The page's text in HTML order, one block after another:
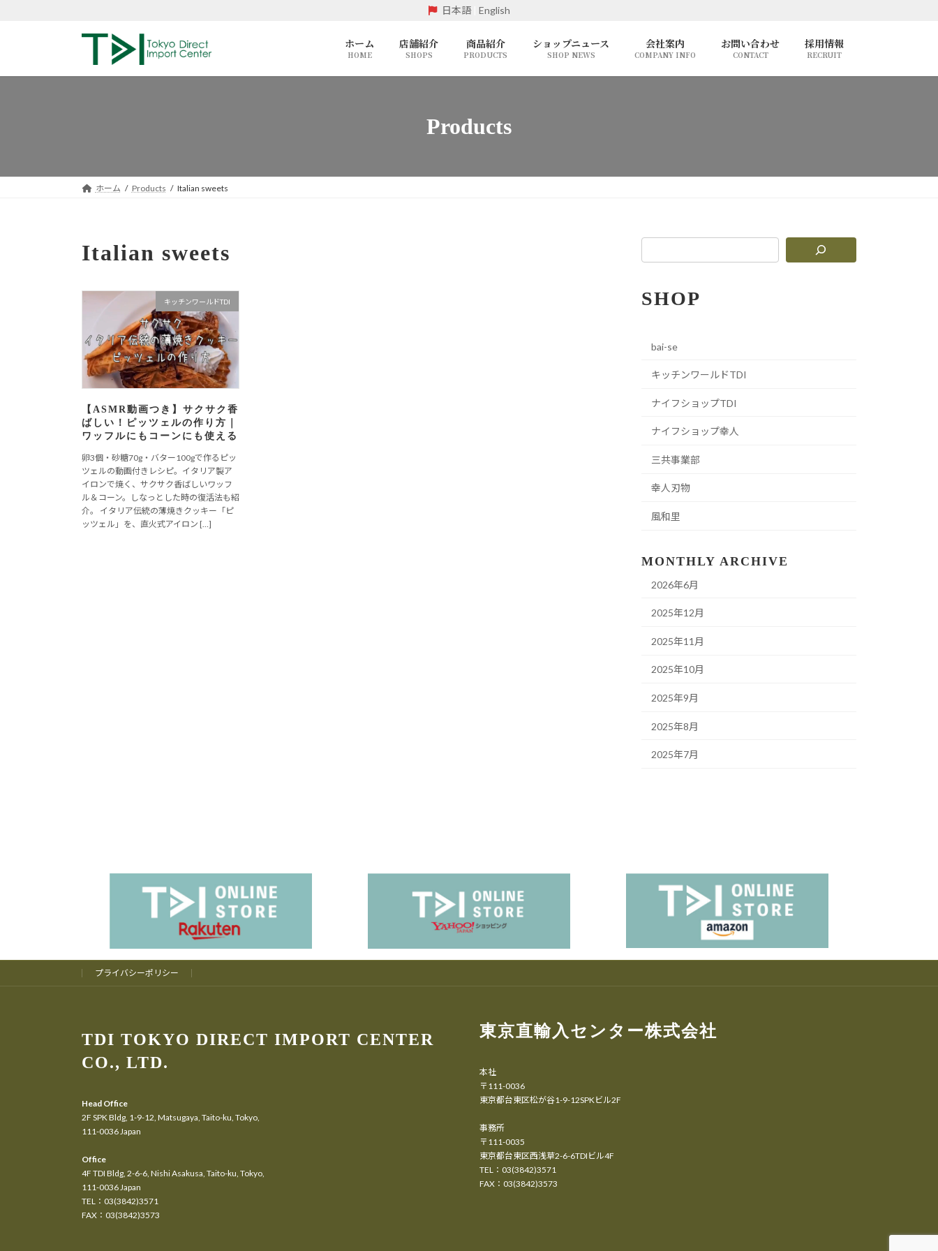
ツ
シ
日本語| English
ホーム
HOME
店舗紹介
SHOPS
商品紹介
PRODUCTS
ショップニュース
SHOP NEWS
会社案内
COMPANY INFO
お問い合わせ
CONTACT
採用情報
RECRUIT
Products
ホーム Products Italian sweets
Italian sweets
キッチンワールドTDI
【ASMR動画つき】サクサク香
ばしい！ピッツェルの作り方｜
ワッフルにもコーンにも使える
卵3個・砂糖70g・バター100gで作るピッ
ツェルの動画付きレシピ。イタリア製ア
イロンで焼く、サクサク香ばしいワッフ
ル＆コーン。しなっとした時の復活法も紹
介。 イタリア伝統の薄焼きクッキー「ピ
ッツェル」を、直火式アイロン […]
SHOP
bai-se
キッチンワールドTDI
ナイフショップTDI
ナイフショップ幸人
三共事業部
幸人刃物
風和里
MONTHLY ARCHIVE
2026年6月
2025年12月
2025年11月
2025年10月
2025年9月
2025年8月
2025年7月
プライバシーポリシー
TDI TOKYO DIRECT IMPORT CENTER
CO., LTD.
Head Office
2F SPK Bldg, 1-9-12, Matsugaya, Taito-ku, Tokyo,
111-0036 Japan
Office
4F TDI Bldg, 2-6-6, Nishi Asakusa, Taito-ku, Tokyo,
111-0036 Japan
TEL：03(3842)3571
FAX：03(3842)3573
東京直輸入センター株式会社
本社
〒111-0036
東京都台東区松が谷1-9-12SPKビル2F
事務所
〒111-0035
東京都台東区西浅草2-6-6TDIビル4F
TEL：03(3842)3571
FAX：03(3842)3573